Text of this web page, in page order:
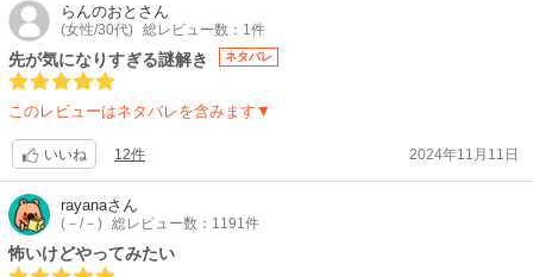
らんのおと さん
(女性/30代) 総レビュー数：1件
先が気になりすぎる謎解き ネタバレ
このレビューはネタバレを含みます▼
いいね 12件 2024年11月11日
rayanaさん
(－/－) 総レビュー数：1191件
怖いけどやってみたい